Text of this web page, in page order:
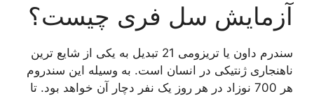
آزمایش سل فری چیست؟
سندرم داون یا تریزومی 21 تبدیل به یکی از شایع ترین
ناهنجاری ژنتیکی در انسان است. به وسیله این سندروم
هر 700 نوزاد در هر روز یک نفر دچار آن خواهد بود. تا